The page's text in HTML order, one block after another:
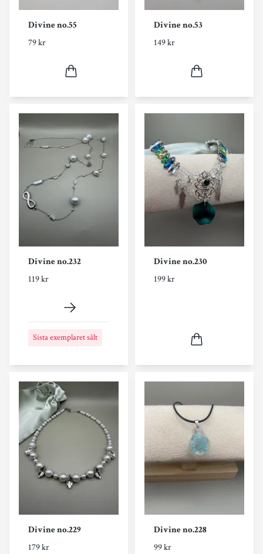
Divine no.55
79 kr
Divine no.53
149 kr
Divine no.232
119 kr
Sista exemplaret sålt
Divine no.230
199 kr
Divine no.229
179 kr
Divine no.228
99 kr